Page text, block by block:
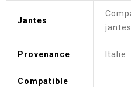
Jantes
Provenance Italie
Compatible